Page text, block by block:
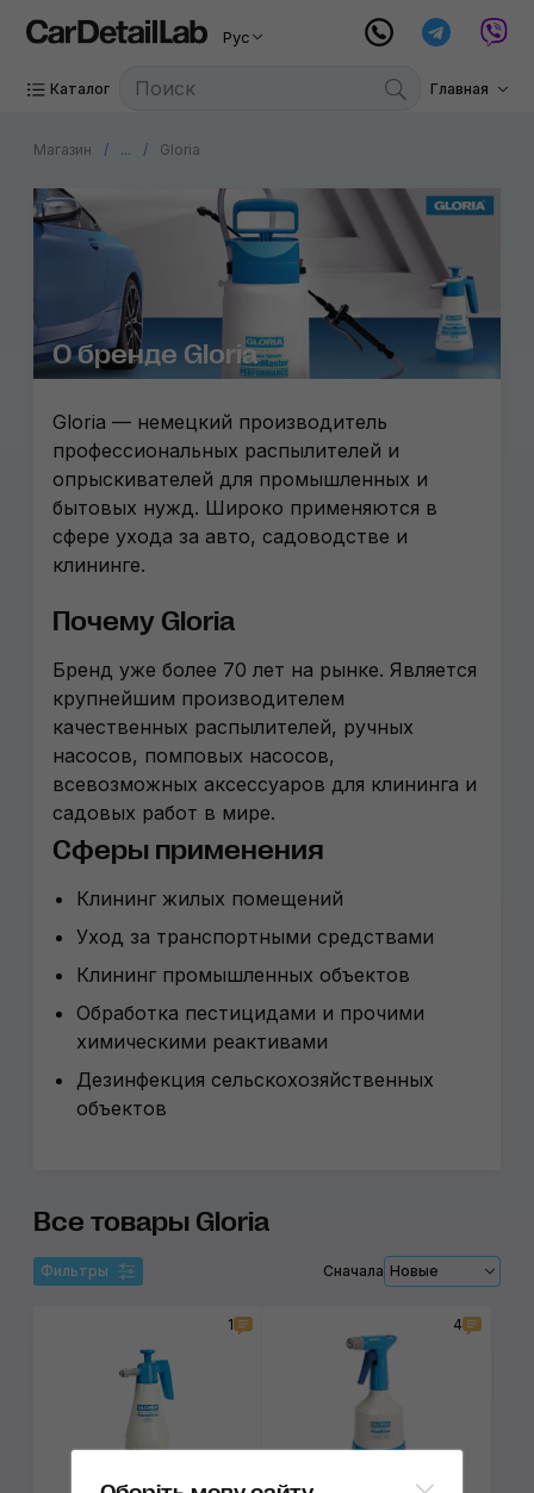
Рус
Каталог Главная
Магазин ... Gloria
О бренде Gloria
Gloria — немецкий производитель
профессиональных распылителей и
опрыскивателей для промышленных и
бытовых нужд. Широко применяются в
сфере ухода за авто, садоводстве и
клининге.
Почему Gloria
Бренд уже более 70 лет на рынке. Является
крупнейшим производителем
качественных распылителей, ручных
насосов, помповых насосов,
всевозможных аксессуаров для клининга и
садовых работ в мире.
Сферы применения
Клининг жилых помещений
Уход за транспортными средствами
Клининг промышленных объектов
Обработка пестицидами и прочими
химическими реактивами
Дезинфекция сельскохозяйственных
объектов
Все товары Gloria
Фильтры Сначала Новые
1 4